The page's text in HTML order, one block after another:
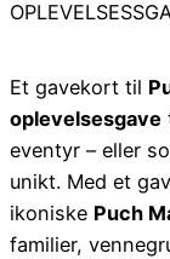
Et gavekort til
oplevelsesgave
eventyr – eller
unikt. Med et
ikoniske Puch
familier,